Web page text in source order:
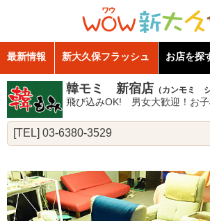
最新情報 新大久保フラッシュ お店を探
韓モミ 新宿店 （カンモミ
飛び込みOK! 男女大歓迎！お
[TEL] 03-6380-3529